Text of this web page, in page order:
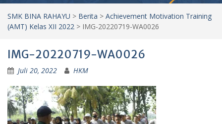
SMK BINA RAHAYU > Berita > Achievement Motivation Training
(AMT) Kelas XII 2022 > IMG-20220719-WA0026
IMG-20220719-WA0026
Juli 20, 2022 HKM